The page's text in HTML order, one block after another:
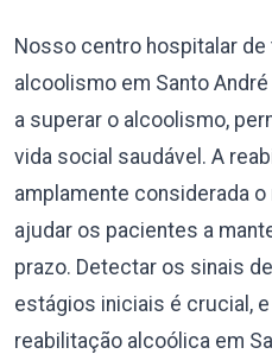
Nosso centro hospitalar de
alcoolismo em Santo
a superar o alcoolismo,
vida social saudável. A
amplamente considerada
ajudar os pacientes a
prazo. Detectar os sinais
estágios iniciais é crucial,
reabilitação alcoólica em